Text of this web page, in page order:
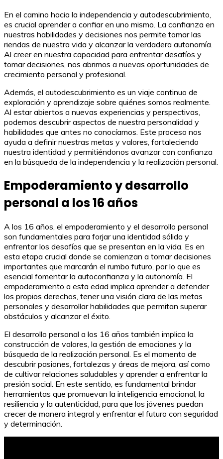
En el camino hacia la independencia y autodescubrimiento,
es crucial aprender a confiar en uno mismo. La confianza en
nuestras habilidades y decisiones nos permite tomar las
riendas de nuestra vida y alcanzar la verdadera autonomía.
Al creer en nuestra capacidad para enfrentar desafíos y
tomar decisiones, nos abrimos a nuevas oportunidades de
crecimiento personal y profesional.
Además, el autodescubrimiento es un viaje continuo de
exploración y aprendizaje sobre quiénes somos realmente.
Al estar abiertos a nuevas experiencias y perspectivas,
podemos descubrir aspectos de nuestra personalidad y
habilidades que antes no conocíamos. Este proceso nos
ayuda a definir nuestras metas y valores, fortaleciendo
nuestra identidad y permitiéndonos avanzar con confianza
en la búsqueda de la independencia y la realización personal.
Empoderamiento y desarrollo
personal a los 16 años
A los 16 años, el empoderamiento y el desarrollo personal
son fundamentales para forjar una identidad sólida y
enfrentar los desafíos que se presentan en la vida. Es en
esta etapa crucial donde se comienzan a tomar decisiones
importantes que marcarán el rumbo futuro, por lo que es
esencial fomentar la autoconfianza y la autonomía. El
empoderamiento a esta edad implica aprender a defender
los propios derechos, tener una visión clara de las metas
personales y desarrollar habilidades que permitan superar
obstáculos y alcanzar el éxito.
El desarrollo personal a los 16 años también implica la
construcción de valores, la gestión de emociones y la
búsqueda de la realización personal. Es el momento de
descubrir pasiones, fortalezas y áreas de mejora, así como
de cultivar relaciones saludables y aprender a enfrentar la
presión social. En este sentido, es fundamental brindar
herramientas que promuevan la inteligencia emocional, la
resiliencia y la autenticidad, para que los jóvenes puedan
crecer de manera integral y enfrentar el futuro con seguridad
y determinación.